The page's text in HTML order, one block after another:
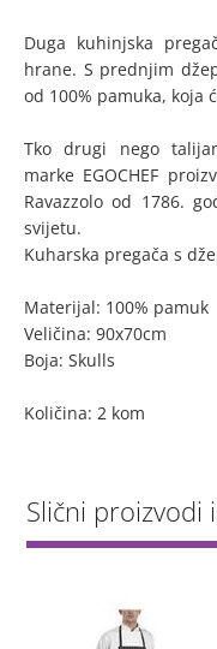
Duga kuhinjska
hrane. S prednjim
od 100% pamuka, koja
Tko drugi nego
marke EGOCHEF
Ravazzolo od 1786.
svijetu.
Kuharska pregača s
Materijal: 100% pamuk
Veličina: 90x70cm
Boja: Skulls
Količina: 2 kom
Slični proizvodi